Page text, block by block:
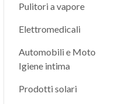
Pulitori a vapore
Elettromedicali
Automobili e Moto
Igiene intima
Prodotti solari